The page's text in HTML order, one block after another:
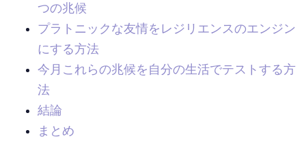
つの兆候
プラトニックな友情をレジリエンスのエンジン
にする方法
今月これらの兆候を自分の生活でテストする方
法
結論
まとめ